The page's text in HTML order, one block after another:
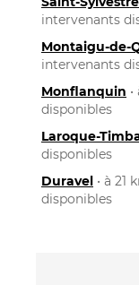
intervenants
Montaigu-de-
intervenants
Monflanquin
disponibles
Laroque-
disponibles
Duravel • à 21
disponibles